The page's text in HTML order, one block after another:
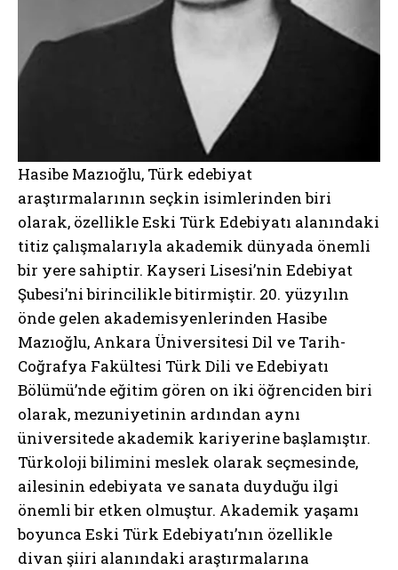
Hasibe Mazıoğlu, Türk edebiyat
araştırmalarının seçkin isimlerinden biri
olarak, özellikle Eski Türk Edebiyatı alanındaki
titiz çalışmalarıyla akademik dünyada önemli
bir yere sahiptir. Kayseri Lisesi’nin Edebiyat
Şubesi’ni birincilikle bitirmiştir. 20. yüzyılın
önde gelen akademisyenlerinden Hasibe
Mazıoğlu, Ankara Üniversitesi Dil ve Tarih-
Coğrafya Fakültesi Türk Dili ve Edebiyatı
Bölümü’nde eğitim gören on iki öğrenciden biri
olarak, mezuniyetinin ardından aynı
üniversitede akademik kariyerine başlamıştır.
Türkoloji bilimini meslek olarak seçmesinde,
ailesinin edebiyata ve sanata duyduğu ilgi
önemli bir etken olmuştur. Akademik yaşamı
boyunca Eski Türk Edebiyatı’nın özellikle
divan şiiri alanındaki araştırmalarına